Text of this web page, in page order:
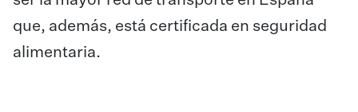
que, además, está certificada en seguridad
alimentaria.